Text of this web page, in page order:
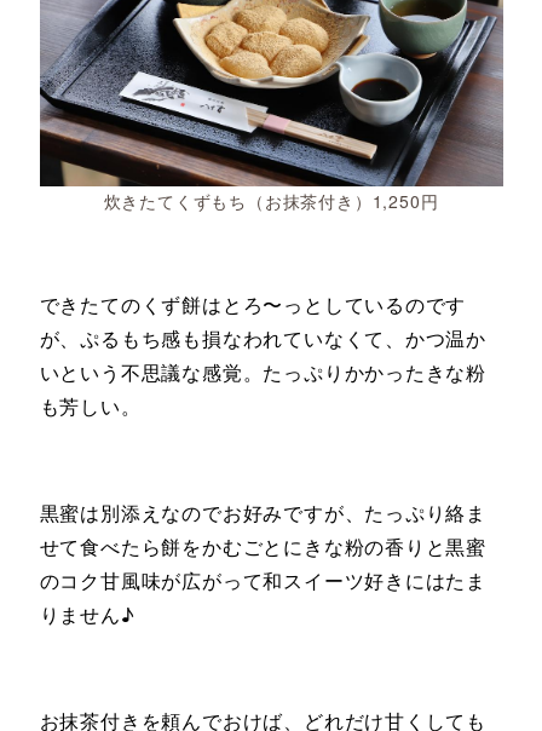
炊きたてくずもち（お抹茶付き）1,250円
できたてのくず餅はとろ〜っとしているのです
が、ぷるもち感も損なわれていなくて、かつ温か
いという不思議な感覚。たっぷりかかったきな粉
も芳しい。
黒蜜は別添えなのでお好みですが、たっぷり絡ま
せて食べたら餅をかむごとにきな粉の香りと黒蜜
のコク甘風味が広がって和スイーツ好きにはたま
りません♪
お抹茶付きを頼んでおけば、どれだけ甘くしても